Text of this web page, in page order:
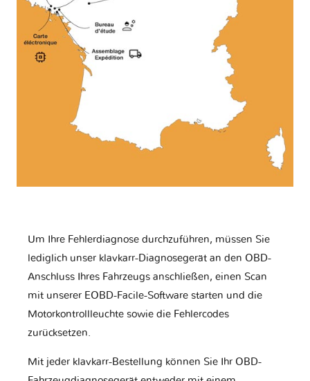
Um Ihre Fehlerdiagnose durchzuführen, müssen Sie
lediglich unser klavkarr-Diagnosegerät an den OBD-
Anschluss Ihres Fahrzeugs anschließen, einen Scan
mit unserer EOBD-Facile-Software starten und die
Motorkontrollleuchte sowie die Fehlercodes
zurücksetzen.
Mit jeder klavkarr-Bestellung können Sie Ihr OBD-